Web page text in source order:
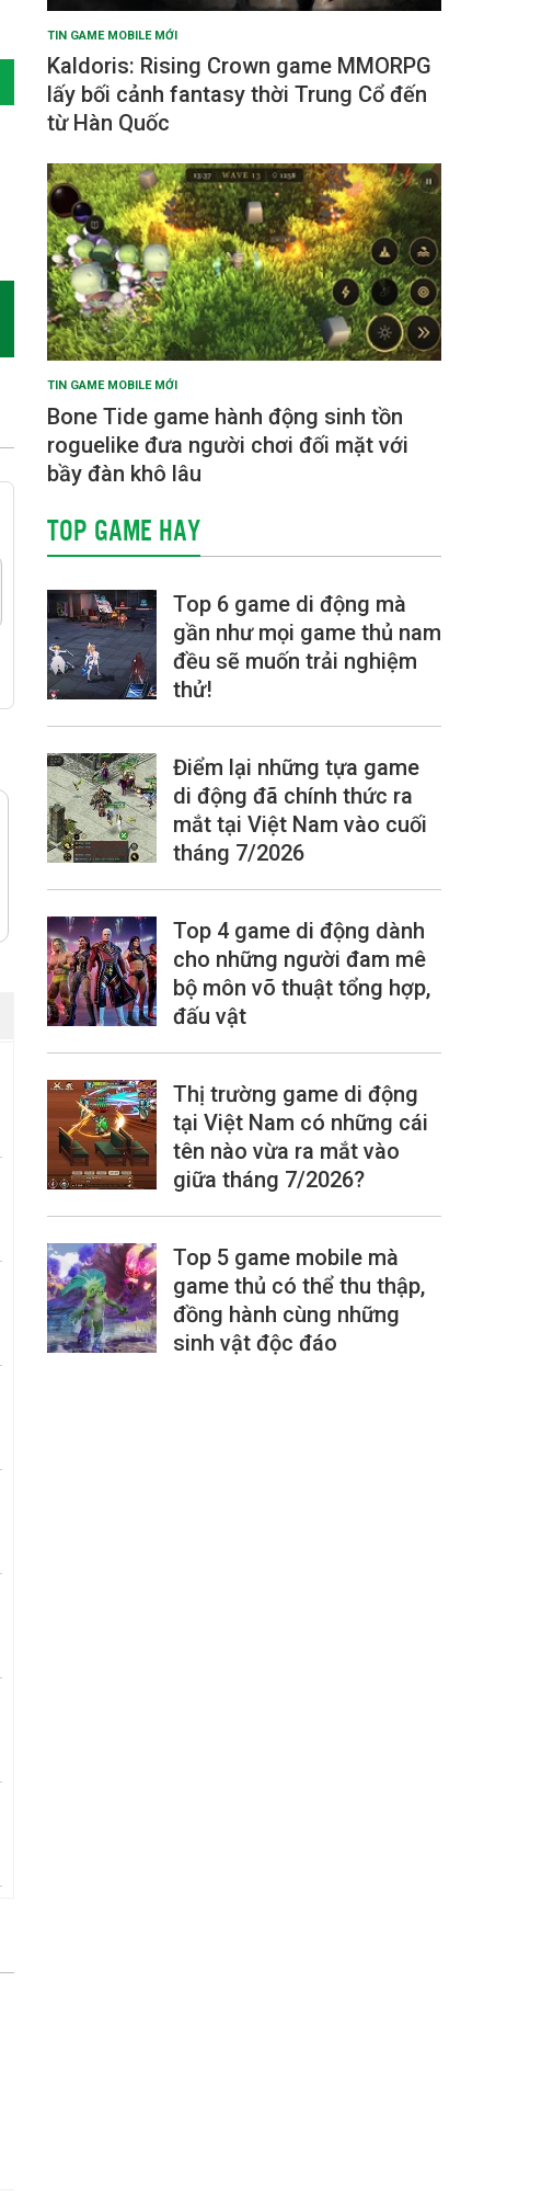
TIN GAME MOBILE MỚI
Kaldoris: Rising Crown game MMORPG
lấy bối cảnh fantasy thời Trung Cổ đến
từ Hàn Quốc
TIN GAME MOBILE MỚI
Bone Tide game hành động sinh tồn
roguelike đưa người chơi đối mặt với
bầy đàn khô lâu
TOP GAME HAY
Top 6 game di động mà
gần như mọi game thủ nam
đều sẽ muốn trải nghiệm
thử!
Điểm lại những tựa game
di động đã chính thức ra
mắt tại Việt Nam vào cuối
tháng 7/2026
Top 4 game di động dành
cho những người đam mê
bộ môn võ thuật tổng hợp,
đấu vật
Thị trường game di động
tại Việt Nam có những cái
tên nào vừa ra mắt vào
giữa tháng 7/2026?
Top 5 game mobile mà
game thủ có thể thu thập,
đồng hành cùng những
sinh vật độc đáo